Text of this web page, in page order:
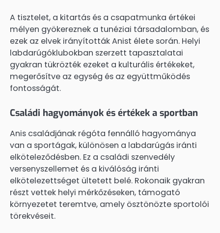
A tisztelet, a kitartás és a csapatmunka értékei
mélyen gyökereznek a tunéziai társadalomban, és
ezek az elvek irányították Anist élete során. Helyi
labdarúgóklubokban szerzett tapasztalatai
gyakran tükrözték ezeket a kulturális értékeket,
megerősítve az egység és az együttműködés
fontosságát.
Családi hagyományok és értékek a sportban
Anis családjának régóta fennálló hagyománya
van a sportágak, különösen a labdarúgás iránti
elköteleződésben. Ez a családi szenvedély
versenyszellemet és a kiválóság iránti
elkötelezettséget ültetett belé. Rokonaik gyakran
részt vettek helyi mérkőzéseken, támogató
környezetet teremtve, amely ösztönözte sportolói
törekvéseit.